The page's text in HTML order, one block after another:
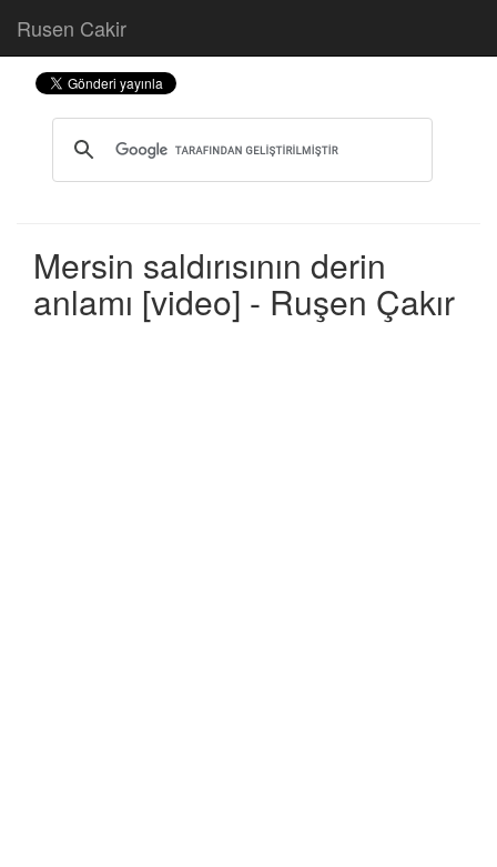
Rusen Cakir
Mersin saldırısının derin
anlamı [video] - Ruşen Çakır